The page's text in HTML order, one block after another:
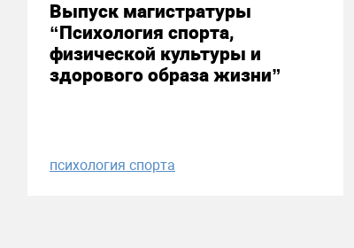
Выпуск магистратуры
“Психология спорта,
физической культуры и
здорового образа жизни”
психология спорта